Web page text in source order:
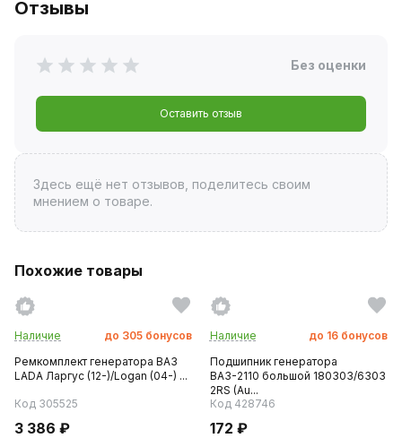
Отзывы
Без оценки
Оставить отзыв
Здесь ещё нет отзывов, поделитесь своим
мнением о товаре.
Похожие товары
Наличие до 305 бонусов
Ремкомплект генератора ВАЗ
LADA Ларгус (12-)/Logan (04-) ...
Код 305525
3 386 ₽
Наличие до 16 бонусов
Подшипник генератора
ВАЗ-2110 большой 180303/6303
2RS (Au...
Код 428746
172 ₽